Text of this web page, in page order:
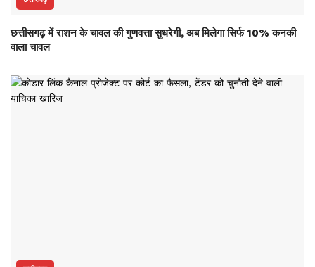
छत्तीसगढ़ में राशन के चावल की गुणवत्ता सुधरेगी, अब मिलेगा सिर्फ 10% कनकी
वाला चावल